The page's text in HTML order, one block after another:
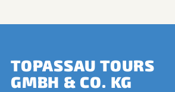
TOPASSAU TOURS
GMBH & CO. KG